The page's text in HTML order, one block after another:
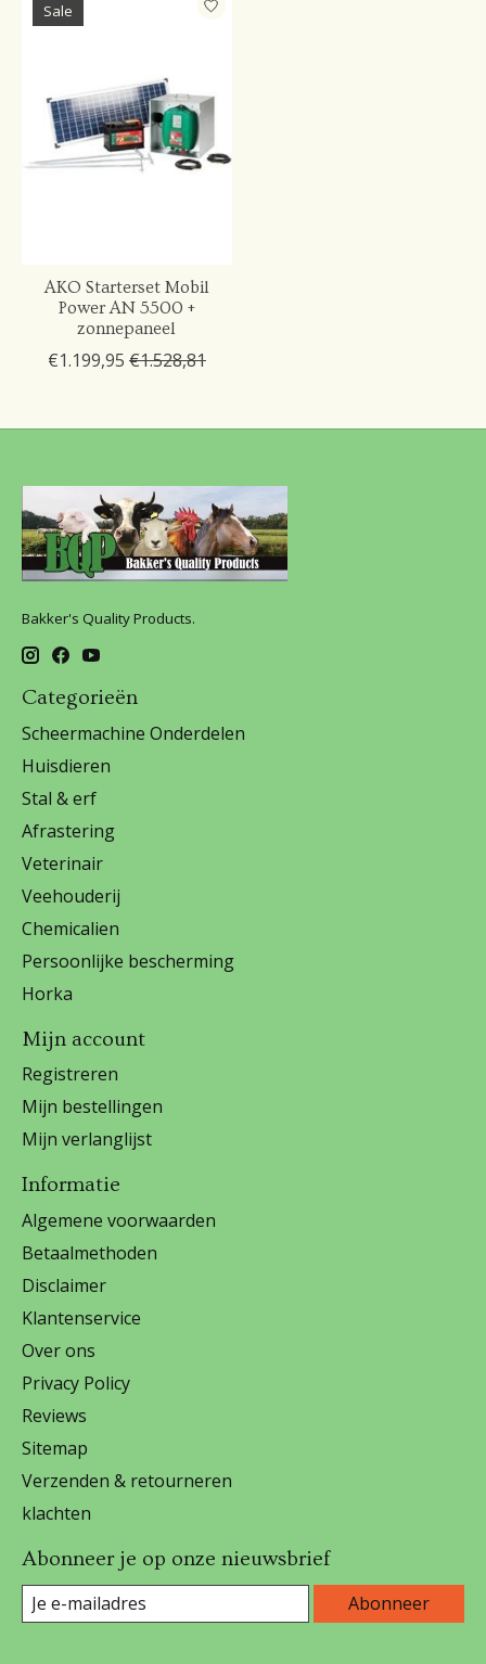
Sale
AKO Starterset Mobil
Power AN 5500 +
zonnepaneel
€1.199,95 €1.528,81
Bakker's Quality Products.
Categorieën
Scheermachine Onderdelen
Huisdieren
Stal & erf
Afrastering
Veterinair
Veehouderij
Chemicalien
Persoonlijke bescherming
Horka
Mijn account
Registreren
Mijn bestellingen
Mijn verlanglijst
Informatie
Algemene voorwaarden
Betaalmethoden
Disclaimer
Klantenservice
Over ons
Privacy Policy
Reviews
Sitemap
Verzenden & retourneren
klachten
Abonneer je op onze nieuwsbrief
Abonneer